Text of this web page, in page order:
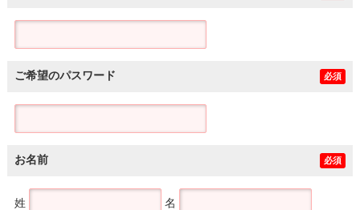
ご希望のパスワード 必須
お名前 必須
姓 名